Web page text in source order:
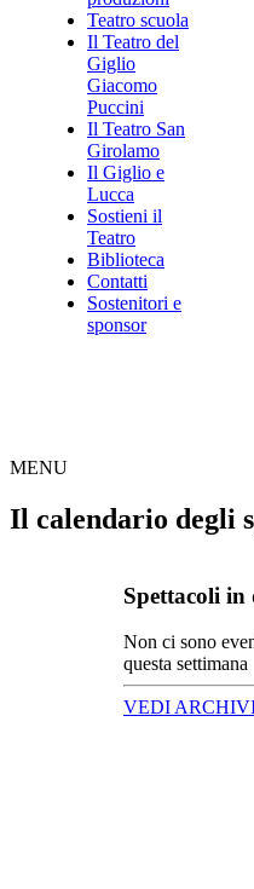
Teatro scuola
Il Teatro del
Giglio
Giacomo
Puccini
Il Teatro San
Girolamo
Il Giglio e
Lucca
Sostieni il
Teatro
Biblioteca
Contatti
Sostenitori e
sponsor
MENU
Il calendario degli
Spettacoli in
Non ci sono
questa settimana
VEDI